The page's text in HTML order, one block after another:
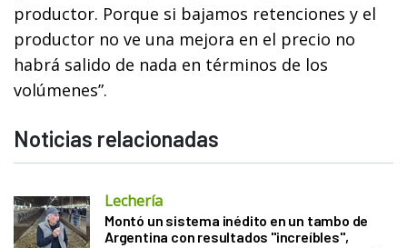
productor. Porque si bajamos retenciones y el
productor no ve una mejora en el precio no
habrá salido de nada en términos de los
volúmenes”.
Noticias relacionadas
Lechería
Montó un sistema inédito en un tambo de
Argentina con resultados "increíbles",